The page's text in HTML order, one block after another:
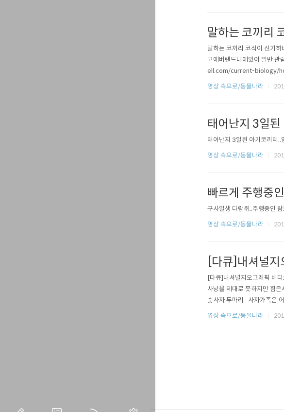
말하는 코끼리
말하는 코끼리 코식이 신기
고에버랜드내에있어 일반
ell.com/current-biology/
영상 속으로/동물나라
태어난지 3일
태어난지 3일된 아기코끼리..
영상 속으로/동물나라
빠르게 주행중
구사일생 다람쥐..주행중인
영상 속으로/동물나라
[다큐]내셔널
[다큐]내셔널지오그래픽 비
사냥을 제대로 못하지만 힘
숫사자 두마리.. 사자가족은
영상 속으로/동물나라